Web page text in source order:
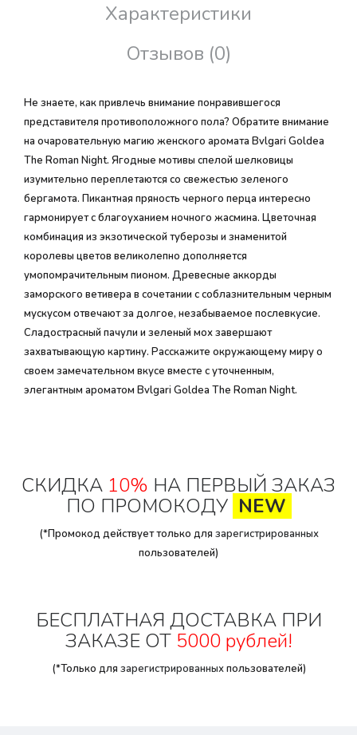
Характеристики
Отзывов (0)
Не знаете, как привлечь внимание понравившегося
представителя противоположного пола? Обратите внимание
на очаровательную магию женского аромата Bvlgari Goldea
The Roman Night. Ягодные мотивы спелой шелковицы
изумительно переплетаются со свежестью зеленого
бергамота. Пикантная пряность черного перца интересно
гармонирует с благоуханием ночного жасмина. Цветочная
комбинация из экзотической туберозы и знаменитой
королевы цветов великолепно дополняется
умопомрачительным пионом. Древесные аккорды
заморского ветивера в сочетании с соблазнительным черным
мускусом отвечают за долгое, незабываемое послевкусие.
Сладострасный пачули и зеленый мох завершают
захватывающую картину. Расскажите окружающему миру о
своем замечательном вкусе вместе с уточненным,
элегантным ароматом Bvlgari Goldea The Roman Night.
СКИДКА 10% НА ПЕРВЫЙ ЗАКАЗ
ПО ПРОМОКОДУ NEW
(*Промокод действует только для зарегистрированных
пользователей)
БЕСПЛАТНАЯ ДОСТАВКА ПРИ
ЗАКАЗЕ ОТ 5000 рублей!
(*Только для зарегистрированныхпользователей)